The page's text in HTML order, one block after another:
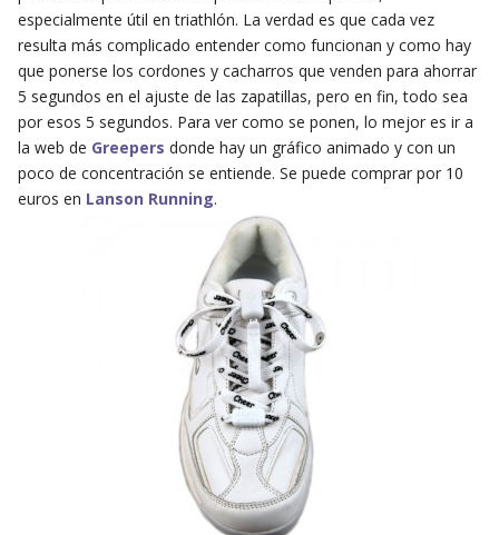
especialmente útil en triathlón. La verdad es que cada vez
resulta más complicado entender como funcionan y como hay
que ponerse los cordones y cacharros que venden para ahorrar
5 segundos en el ajuste de las zapatillas, pero en fin, todo sea
por esos 5 segundos. Para ver como se ponen, lo mejor es ir a
la web de Greepers donde hay un gráfico animado y con un
poco de concentración se entiende. Se puede comprar por 10
euros en Lanson Running.